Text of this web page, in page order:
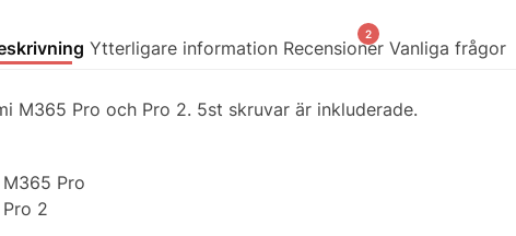
Ytterligare information Recensioner
2
Vanliga frågor
M365 Pro och Pro 2. 5st skruvar är inkluderade.
Pro
2